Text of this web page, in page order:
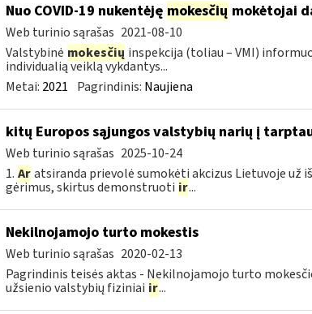
Nuo COVID-19 nukentėję mokesčių mokėtojai
Web turinio sąrašas 2021-08-10
Valstybinė mokesčių inspekcija (toliau – VMI)
individualią veiklą vykdantys...
Metai: 2021 Pagrindinis: Naujiena
kitų Europos sąjungos valstybių narių į
Web turinio sąrašas 2025-10-24
1. Ar atsiranda prievolė sumokėti akcizus Lietuvoje už
gėrimus, skirtus demonstruoti ir...
Nekilnojamojo turto mokestis
Web turinio sąrašas 2020-02-13
Pagrindinis teisės aktas - Nekilnojamojo turto
užsienio valstybių fiziniai ir...